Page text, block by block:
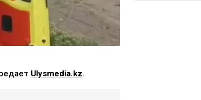
Ulysmedia.kz.